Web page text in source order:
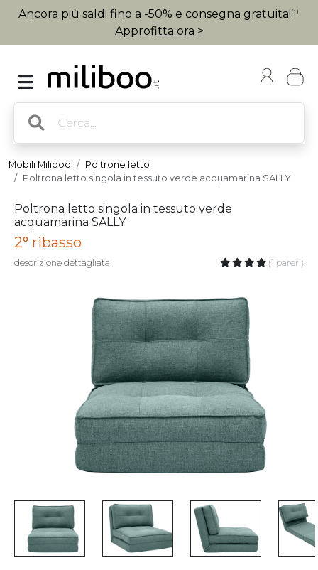
Ancora più saldi fino a -50% e consegna gratuita! (1)
Approfitta ora >
Mobili Miliboo
Poltrone letto
Poltrona letto singola in tessuto verde acquamarina SALLY
Poltrona letto singola in tessuto verde
acquamarina SALLY
2° ribasso
descrizione dettagliata (1 pareri)